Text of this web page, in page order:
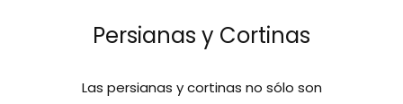
Persianas y Cortinas
Las persianas y cortinas no sólo son